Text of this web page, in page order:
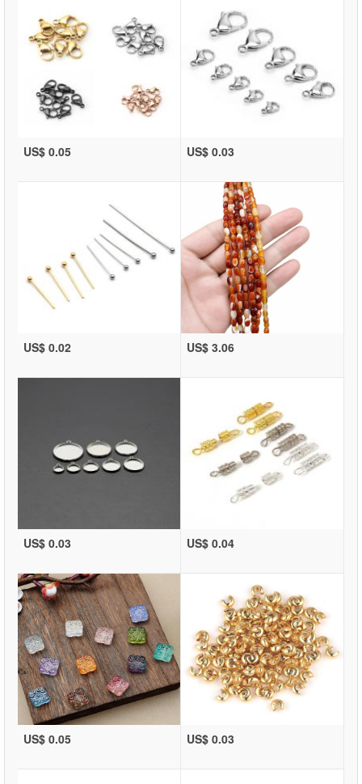
US$ 0.05 US$ 0.03
US$ 0.02 US$ 3.06
US$ 0.03 US$ 0.04
US$ 0.05 US$ 0.03